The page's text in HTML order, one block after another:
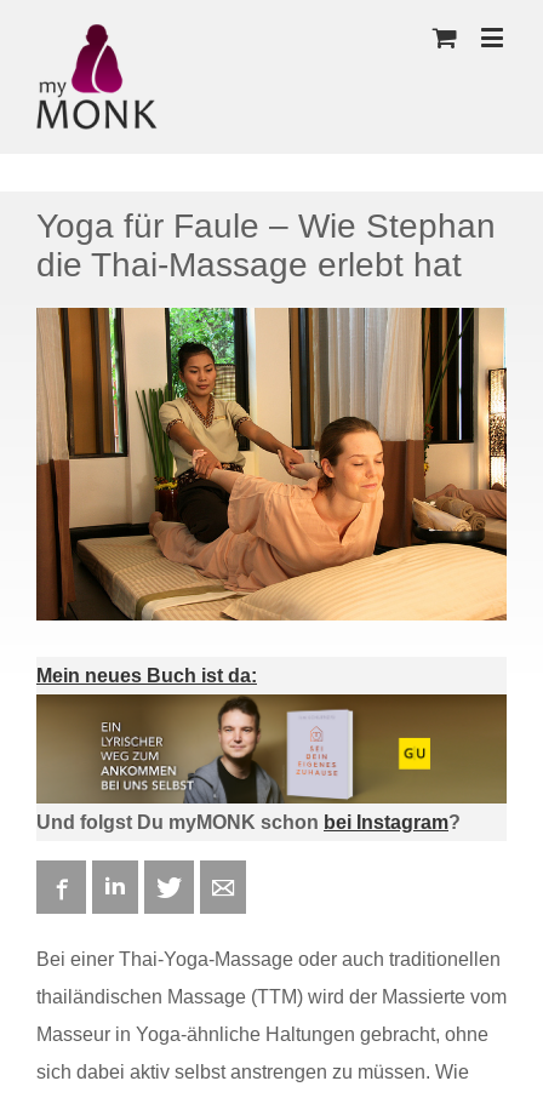
Yoga für Faule – Wie Stephan
die Thai-Massage erlebt hat
Mein neues Buch ist da:
Und folgst Du myMONK schon bei Instagram?
FacebookLinkedIn Twitter
Bei einer Thai-Yoga-Massage oder auch traditionellen
thailändischen Massage (TTM) wird der Massierte vom
Masseur in Yoga-ähnliche Haltungen gebracht, ohne
sich dabei aktiv selbst anstrengen zu müssen. Wie